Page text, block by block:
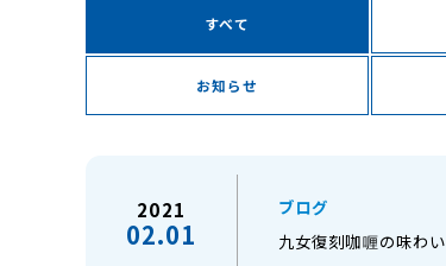
すべて
お知らせ
2021
02.01
ブログ
九女復刻咖喱の味わい